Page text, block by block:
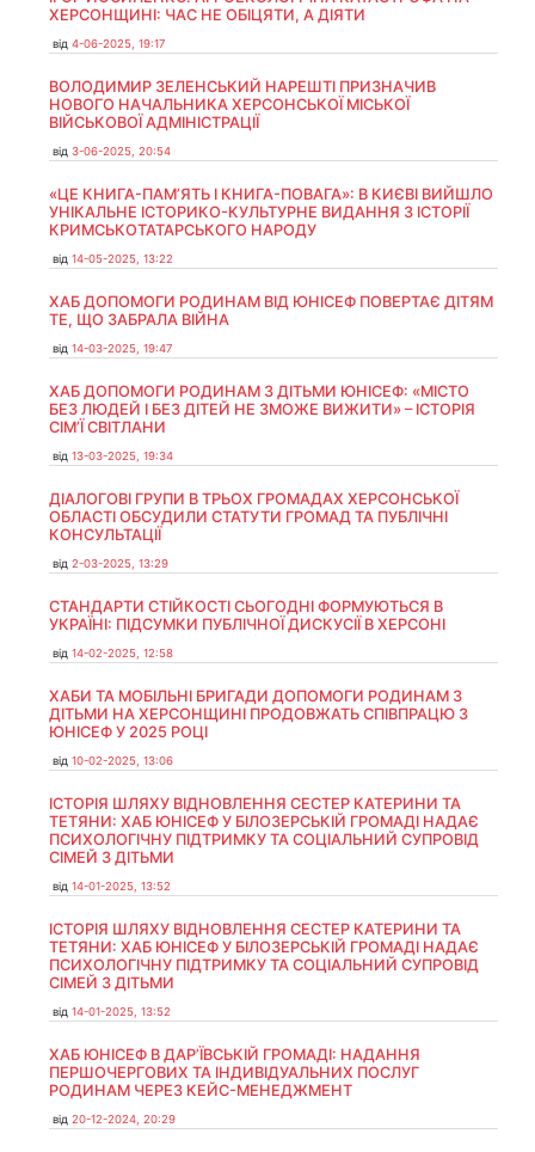
ХЕРСОНЩИНІ: ЧАС НЕ ОБІЦЯТИ, А ДІЯТИ
від 4-06-2025, 19:17
ВОЛОДИМИР ЗЕЛЕНСЬКИЙ НАРЕШТІ ПРИЗНАЧИВ
НОВОГО НАЧАЛЬНИКА ХЕРСОНСЬКОЇ МІСЬКОЇ
ВІЙСЬКОВОЇ АДМІНІСТРАЦІЇ
від 3-06-2025, 20:54
«ЦЕ КНИГА-ПАМ’ЯТЬ І КНИГА-ПОВАГА»: В КИЄВІ ВИЙШЛО
УНІКАЛЬНЕ ІСТОРИКО-КУЛЬТУРНЕ ВИДАННЯ З ІСТОРІЇ
КРИМСЬКОТАТАРСЬКОГО НАРОДУ
від 14-05-2025, 13:22
ХАБ ДОПОМОГИ РОДИНАМ ВІД ЮНІСЕФ ПОВЕРТАЄ ДІТЯМ
ТЕ, ЩО ЗАБРАЛА ВІЙНА
від 14-03-2025, 19:47
ХАБ ДОПОМОГИ РОДИНАМ З ДІТЬМИ ЮНІСЕФ: «МІСТО
БЕЗ ЛЮДЕЙ І БЕЗ ДІТЕЙ НЕ ЗМОЖЕ ВИЖИТИ» – ІСТОРІЯ
СІМʼЇ СВІТЛАНИ
від 13-03-2025, 19:34
ДІАЛОГОВІ ГРУПИ В ТРЬОХ ГРОМАДАХ ХЕРСОНСЬКОЇ
ОБЛАСТІ ОБСУДИЛИ СТАТУТИ ГРОМАД ТА ПУБЛІЧНІ
КОНСУЛЬТАЦІЇ
від 2-03-2025, 13:29
СТАНДАРТИ СТІЙКОСТІ СЬОГОДНІ ФОРМУЮТЬСЯ В
УКРАЇНІ: ПІДСУМКИ ПУБЛІЧНОЇ ДИСКУСІЇ В ХЕРСОНІ
від 14-02-2025, 12:58
ХАБИ ТА МОБІЛЬНІ БРИГАДИ ДОПОМОГИ РОДИНАМ З
ДІТЬМИ НА ХЕРСОНЩИНІ ПРОДОВЖАТЬ СПІВПРАЦЮ З
ЮНІСЕФ У 2025 РОЦІ
від 10-02-2025, 13:06
ІСТОРІЯ ШЛЯХУ ВІДНОВЛЕННЯ СЕСТЕР КАТЕРИНИ ТА
ТЕТЯНИ: ХАБ ЮНІСЕФ У БІЛОЗЕРСЬКІЙ ГРОМАДІ НАДАЄ
ПСИХОЛОГІЧНУ ПІДТРИМКУ ТА СОЦІАЛЬНИЙ СУПРОВІД
СІМЕЙ З ДІТЬМИ
від 14-01-2025, 13:52
ІСТОРІЯ ШЛЯХУ ВІДНОВЛЕННЯ СЕСТЕР КАТЕРИНИ ТА
ТЕТЯНИ: ХАБ ЮНІСЕФ У БІЛОЗЕРСЬКІЙ ГРОМАДІ НАДАЄ
ПСИХОЛОГІЧНУ ПІДТРИМКУ ТА СОЦІАЛЬНИЙ СУПРОВІД
СІМЕЙ З ДІТЬМИ
від 14-01-2025, 13:52
ХАБ ЮНІСЕФ В ДАР’ЇВСЬКІЙ ГРОМАДІ: НАДАННЯ
ПЕРШОЧЕРГОВИХ ТА ІНДИВІДУАЛЬНИХ ПОСЛУГ
РОДИНАМ ЧЕРЕЗ КЕЙС-МЕНЕДЖМЕНТ
від 20-12-2024, 20:29